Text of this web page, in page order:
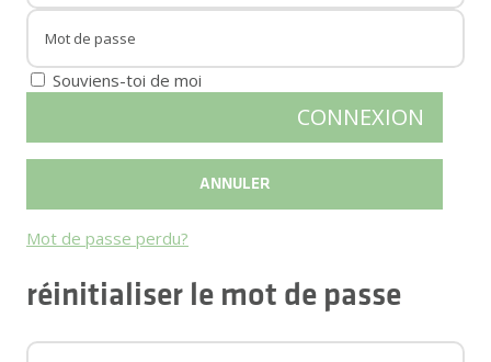
Souviens-toi de moi
Mot de passe perdu?
réinitialiser le mot de passe